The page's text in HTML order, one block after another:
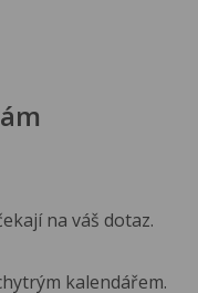
na váš dotaz.
kalendářem.